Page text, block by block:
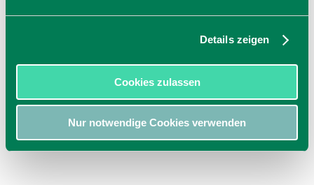
Details zeigen
Cookies zulassen
Nur notwendige Cookies verwenden